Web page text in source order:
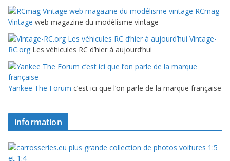
RCmag
Vintage web magazine du modélisme vintage
Vintage-
RC.org Les véhicules RC d’hier à aujourd’hui
Yankee The Forum c’est ici que l’on parle de la marque française
information